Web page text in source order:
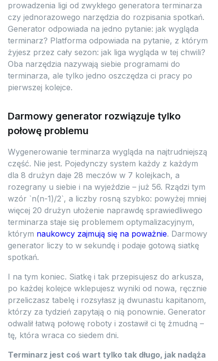
prowadzenia ligi od zwykłego generatora terminarza
czy jednorazowego narzędzia do rozpisania spotkań.
Generator odpowiada na jedno pytanie: jak wygląda
terminarz? Platforma odpowiada na pytanie, z którym
żyjesz przez cały sezon: jak liga wygląda w tej chwili?
Oba narzędzia nazywają siebie programami do
terminarza, ale tylko jedno oszczędza ci pracy po
pierwszej kolejce.
Darmowy generator rozwiązuje tylko
połowę problemu
Wygenerowanie terminarza wygląda na najtrudniejszą
część. Nie jest. Pojedynczy system każdy z każdym
dla 8 drużyn daje 28 meczów w 7 kolejkach, a
rozegrany u siebie i na wyjeździe – już 56. Rządzi tym
wzór `n(n-1)/2`, a liczby rosną szybko: powyżej mniej
więcej 20 drużyn ułożenie naprawdę sprawiedliwego
terminarza staje się problemem optymalizacyjnym,
którym naukowcy zajmują się na poważnie. Darmowy
generator liczy to w sekundę i podaje gotową siatkę
spotkań.
I na tym koniec. Siatkę i tak przepisujesz do arkusza,
po każdej kolejce wklepujesz wyniki od nowa, ręcznie
przeliczasz tabelę i rozsyłasz ją dwunastu kapitanom,
którzy za tydzień zapytają o nią ponownie. Generator
odwalił łatwą połowę roboty i zostawił ci tę żmudną –
tę, która wraca co siedem dni.
Terminarz jest coś wart tylko tak długo, jak nadąża